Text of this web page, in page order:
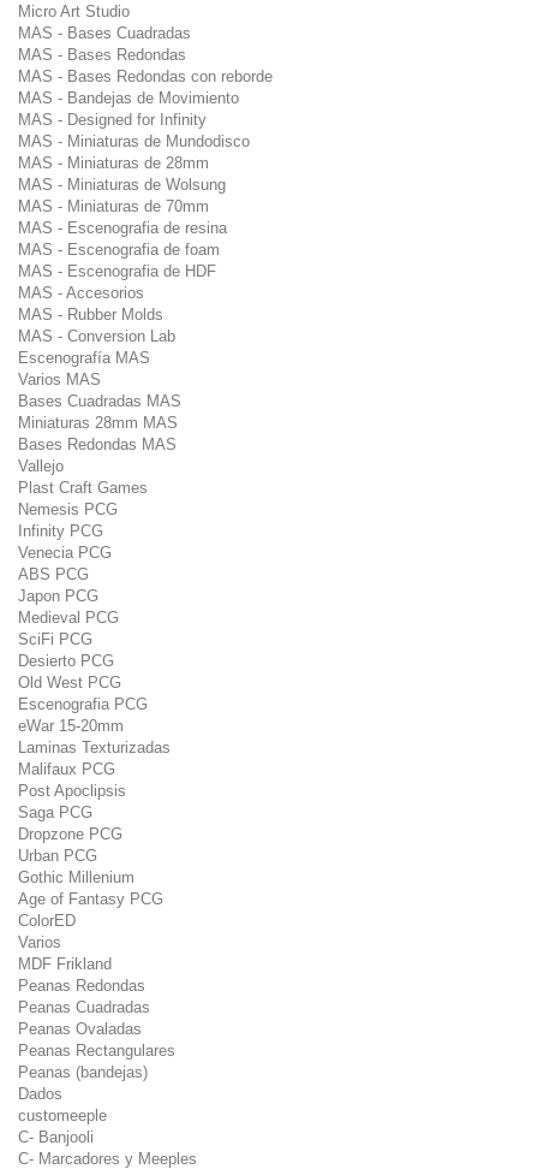
Micro Art Studio
MAS - Bases Cuadradas
MAS - Bases Redondas
MAS - Bases Redondas con reborde
MAS - Bandejas de Movimiento
MAS - Designed for Infinity
MAS - Miniaturas de Mundodisco
MAS - Miniaturas de 28mm
MAS - Miniaturas de Wolsung
MAS - Miniaturas de 70mm
MAS - Escenografia de resina
MAS - Escenografia de foam
MAS - Escenografia de HDF
MAS - Accesorios
MAS - Rubber Molds
MAS - Conversion Lab
Escenografía MAS
Varios MAS
Bases Cuadradas MAS
Miniaturas 28mm MAS
Bases Redondas MAS
Vallejo
Plast Craft Games
Nemesis PCG
Infinity PCG
Venecia PCG
ABS PCG
Japon PCG
Medieval PCG
SciFi PCG
Desierto PCG
Old West PCG
Escenografia PCG
eWar 15-20mm
Laminas Texturizadas
Malifaux PCG
Post Apoclipsis
Saga PCG
Dropzone PCG
Urban PCG
Gothic Millenium
Age of Fantasy PCG
ColorED
Varios
MDF Frikland
Peanas Redondas
Peanas Cuadradas
Peanas Ovaladas
Peanas Rectangulares
Peanas (bandejas)
Dados
customeeple
C- Banjooli
C- Marcadores y Meeples